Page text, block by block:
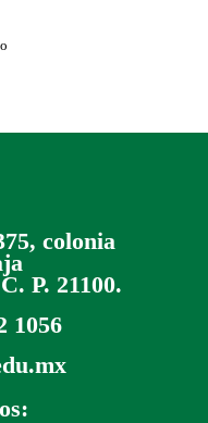
colonia
P. 21100.
1056